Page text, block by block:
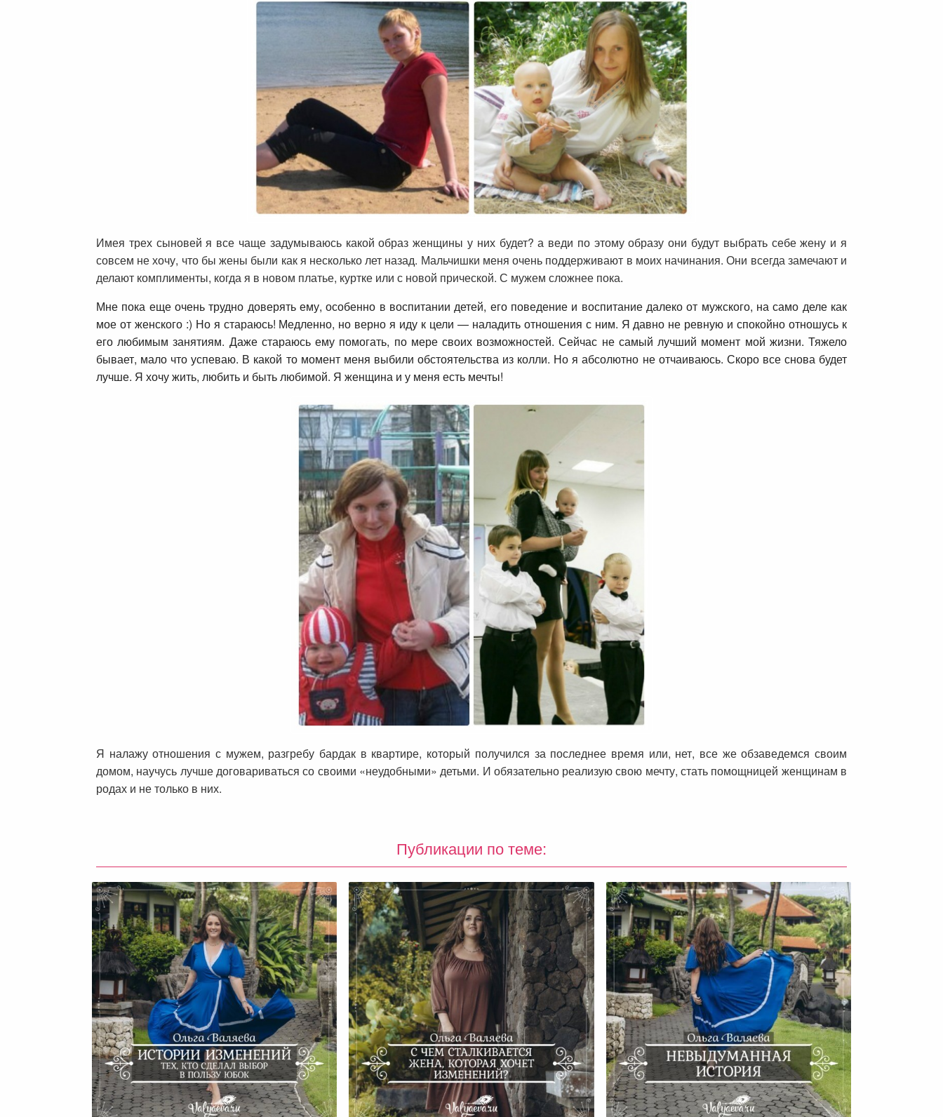
Имея трех сыновей я все чаще задумываюсь какой образ женщины у них будет? а веди по этому образу они будут выбрать себе жену и я
совсем не хочу, что бы жены были как я несколько лет назад. Мальчишки меня очень поддерживают в моих начинания. Они всегда замечают и
делают комплименты, когда я в новом платье, куртке или с новой прической. С мужем сложнее пока.
Мне пока еще очень трудно доверять ему, особенно в воспитании детей, его поведение и воспитание далеко от мужского, на само деле как
мое от женского :) Но я стараюсь! Медленно, но верно я иду к цели — наладить отношения с ним. Я давно не ревную и спокойно отношусь к
его любимым занятиям. Даже стараюсь ему помогать, по мере своих возможностей. Сейчас не самый лучший момент мой жизни. Тяжело
бывает, мало что успеваю. В какой то момент меня выбили обстоятельства из колли. Но я абсолютно не отчаиваюсь. Скоро все снова будет
лучше. Я хочу жить, любить и быть любимой. Я женщина и у меня есть мечты!
Я налажу отношения с мужем, разгребу бардак в квартире, который получился за последнее время или, нет, все же обзаведемся своим
домом, научусь лучше договариваться со своими «неудобными» детьми. И обязательно реализую свою мечту, стать помощницей женщинам в
родах и не только в них.
Публикации по теме:
Истории Изменений Тех, Кто
С Чем Сталкивается Жена,